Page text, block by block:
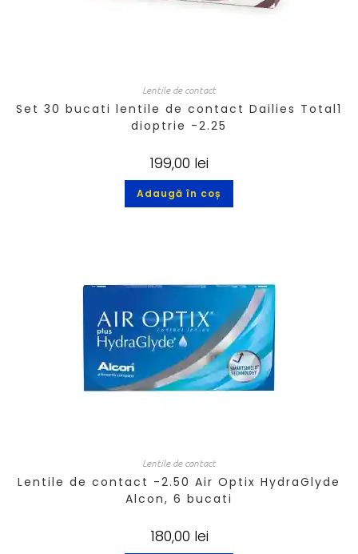
Lentile de contact
Set 30 bucati lentile de contact Dailies Total1
dioptrie -2.25
199,00 lei
Adaugă în coș
Lentile de contact
Lentile de contact -2.50 Air Optix HydraGlyde
Alcon, 6 bucati
180,00 lei